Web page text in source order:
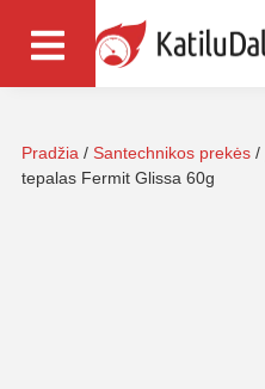
Pradžia / Santechnikos prekės /
tepalas Fermit Glissa 60g